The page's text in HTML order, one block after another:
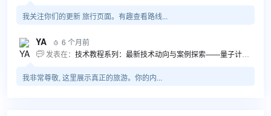
我关注你们的更新 旅行页面。有趣查看路线...
YA  6 个月前
 发表在： 技术教程系列：最新技术动向与案例探索——量子计算商业应用揭秘 该教程将深入探索最新技术动态，重点关注量子计算技术在商业领域的应用，结合具体案例阐述其背景、起因、经过和结果。同时，强调技术文档和运维文档的重要性，揭示它们在新技术发展和行业标准...
我非常尊敬, 这里展示真正的旅游。你的内...